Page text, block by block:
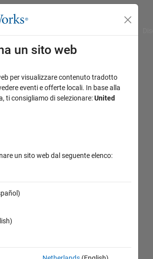
un sito web
per visualizzare contenuto tradotto
eventi e offerte locali. In base alla
ti consigliamo di selezionare:United
un sito web dal seguente elenco: